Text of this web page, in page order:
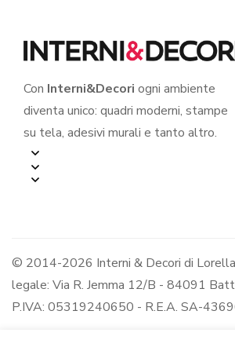
Con Interni&Decori ogni ambiente
diventa unico: quadri moderni, stampe
su tela, adesivi murali e tanto altro.
© 2014-2026 Interni & Decori di
legale: Via R. Jemma 12/B - 84091
P.IVA: 05319240650 - R.E.A. SA-